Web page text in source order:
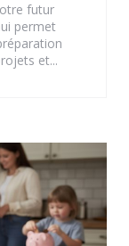
futur
permet
et...